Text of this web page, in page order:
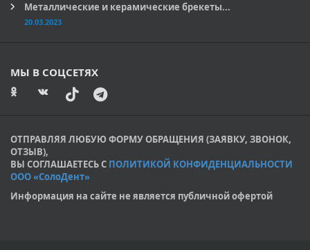
Металлические и керамические брекеты...
20.03.2023
МЫ В СОЦСЕТЯХ
ОТПРАВЛЯЯ ЛЮБУЮ ФОРМУ ОБРАЩЕНИЯ (ЗАЯВКУ, ЗВОНОК,
ОТЗЫВ),
ВЫ СОГЛАШАЕТЕСЬ С ПОЛИТИКОЙ КОНФИДЕНЦИАЛЬНОСТИ
ООО «СолоДент»
Информация на сайте не является публичной офертой